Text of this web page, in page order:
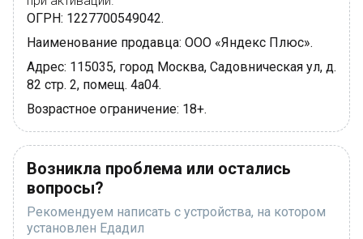
ОГРН: 1227700549042.
Наименование продавца: ООО «Яндекс Плюс».
Адрес: 115035, город Москва, Садовническая ул, д.
82 стр. 2, помещ. 4а04.
Возрастное ограничение: 18+.
Возникла проблема или остались
вопросы?
Рекомендуем написать с устройства, на котором
установлен Едадил